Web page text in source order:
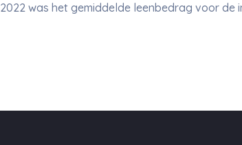
2022 was het gemiddelde leenbedrag voor de